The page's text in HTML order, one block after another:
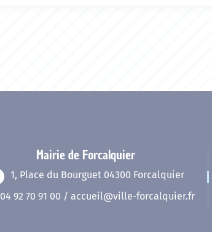
Mairie de Forcalquier
1, Place du Bourguet 04300 Forcalquier
04 92 70 91 00 / accueil@ville-forcalquier.fr